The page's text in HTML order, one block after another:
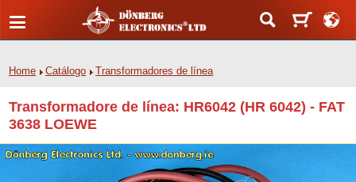
Home Catálogo Transformadores de línea
Transformadore de línea: HR6042 (HR 6042) - FAT
3638 LOEWE